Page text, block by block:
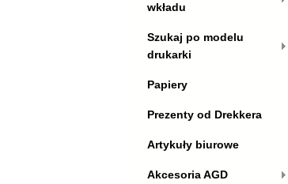
wkładu
Szukaj po modelu
drukarki
Papiery
Prezenty od Drekkera
Artykuły biurowe
Akcesoria AGD